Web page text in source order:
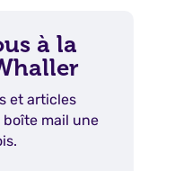
à la
et articles
mail une